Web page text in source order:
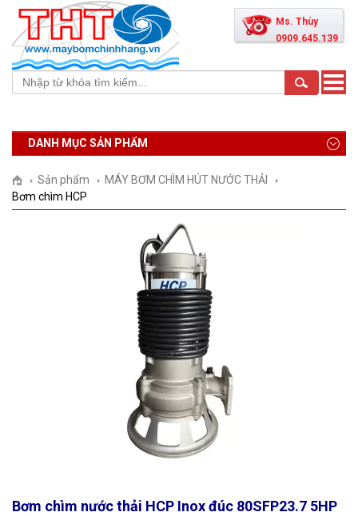
Ms. Thùy
0909.645.139
Toggle
DANH MỤC SẢN PHẨM
Sản phẩm
MÁY BƠM CHÌM HÚT NƯỚC THẢI
Bơm chìm HCP
Bơm chìm nước thải HCP Inox đúc 80SFP23.7 5HP